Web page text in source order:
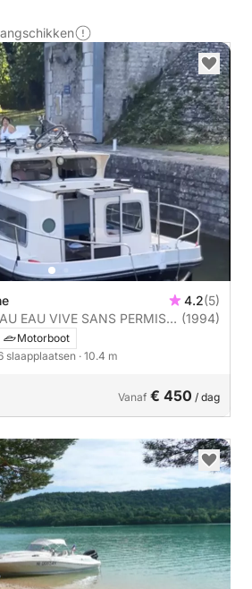
4.2(5)
EAU VIVE SANS PERMIS
(1994)
Motorboot
slaapplaatsen · 10.4 m
Vanaf € 450 / dag